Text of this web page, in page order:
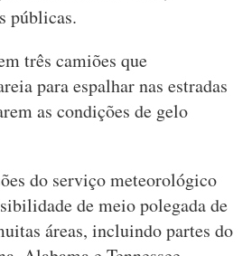
públicas.
três camiões que
para espalhar nas estradas
as condições de gelo
do serviço meteorológico
de meio polegada de
áreas, incluindo partes do